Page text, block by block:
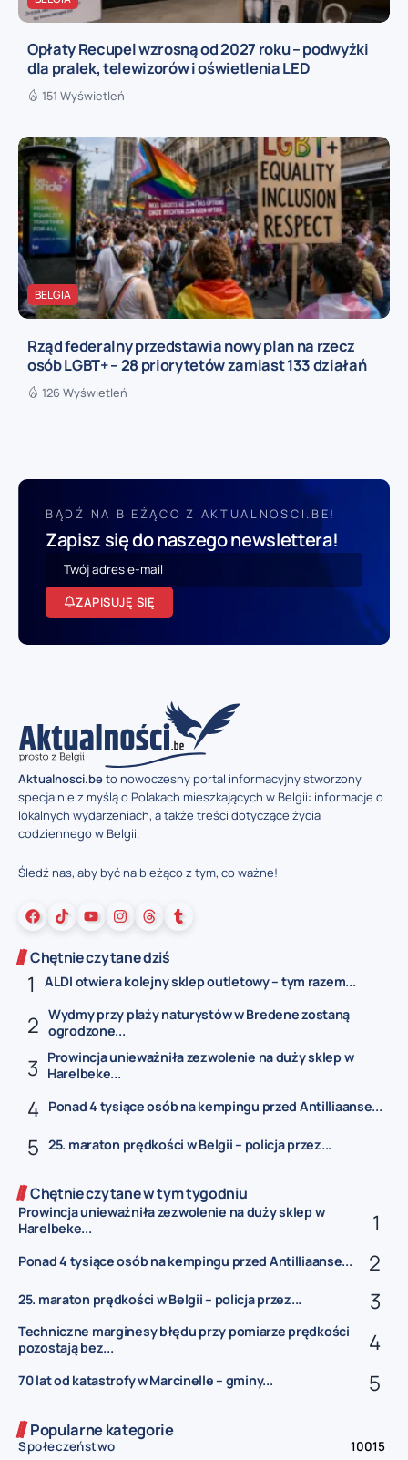
Opłaty Recupel wzrosną od 2027 roku – podwyżki
dla pralek, telewizorów i oświetlenia LED
151 Wyświetleń
BELGIA
Rząd federalny przedstawia nowy plan na rzecz
osób LGBT+ – 28 priorytetów zamiast 133 działań
126 Wyświetleń
BĄDŹ NA BIEŻĄCO Z AKTUALNOSCI.BE!
Zapisz się do naszego newslettera!
ZAPISUJĘ SIĘ
Aktualnosci.beto nowoczesny portal informacyjny stworzony
specjalnie z myślą o Polakach mieszkających w Belgii: informacje o
lokalnych wydarzeniach, a także treści dotyczące życia
codziennego w Belgii.
Śledź nas, aby być na bieżąco z tym, co ważne!
Chętnie czytane dziś
ALDI otwiera kolejny sklep outletowy – tym razem...
Wydmy przy plaży naturystów w Bredene zostaną
ogrodzone...
Prowincja unieważniła zezwolenie na duży sklep w
Harelbeke...
Ponad 4 tysiące osób na kempingu przed Antilliaanse...
25. maraton prędkości w Belgii – policja przez...
Chętnie czytane w tym tygodniu
Prowincja unieważniła zezwolenie na duży sklep w
Harelbeke...
Ponad 4 tysiące osób na kempingu przed Antilliaanse...
25. maraton prędkości w Belgii – policja przez...
Techniczne marginesy błędu przy pomiarze prędkości
pozostają bez...
70 lat od katastrofy w Marcinelle – gminy...
Popularne kategorie
Społeczeństwo
10015